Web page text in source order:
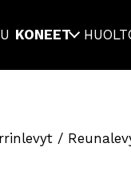
KONEET
/